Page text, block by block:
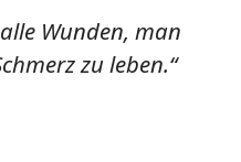
Wunden, man
zu leben.“